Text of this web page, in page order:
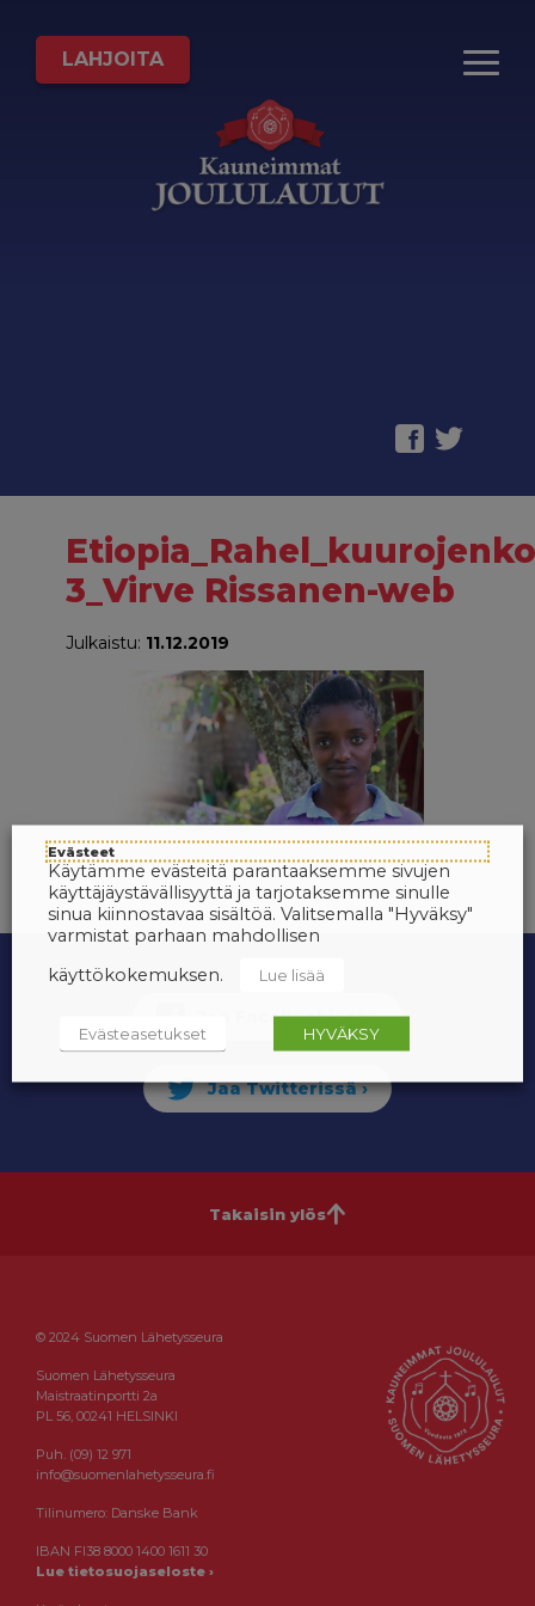
LAHJOITA
3_Virve Rissanen-web
Julkaistu: 11.12.2019
Takaisin ylös
© 2024 Suomen Lähetysseura
Suomen Lähetysseura
Maistraatinportti 2a
PL 56, 00241 HELSINKI
Puh. (09) 12 971
info@suomenlahetysseura.fi
Tilinumero: Danske Bank
IBAN FI38 8000 1400 1611 30
Lue tietosuojaseloste ›
Evästeet
Käytämme evästeitä parantaaksemme sivujen
käyttäjäystävällisyyttä ja tarjotaksemme sinulle
sinua kiinnostavaa sisältöä. Valitsemalla "Hyväksy"
varmistat parhaan mahdollisen
käyttökokemuksen.
Lue lisää
Evästeasetukset HYVÄKSY